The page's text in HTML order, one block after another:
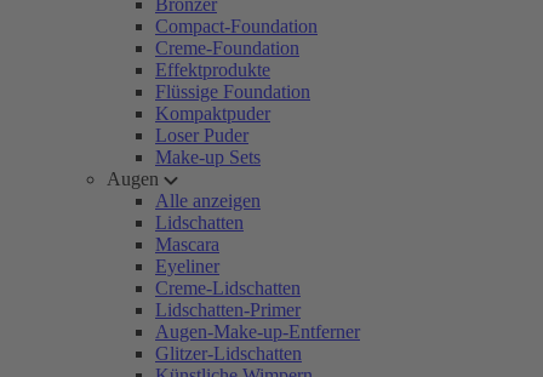
Bronzer
Compact-Foundation
Creme-Foundation
Effektprodukte
Flüssige Foundation
Kompaktpuder
Loser Puder
Make-up Sets
Augen
Alle anzeigen
Lidschatten
Mascara
Eyeliner
Creme-Lidschatten
Lidschatten-Primer
Augen-Make-up-Entferner
Glitzer-Lidschatten